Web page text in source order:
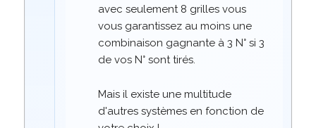
avec seulement 8 grilles vous
vous garantissez au moins une
combinaison gagnante à 3 N° si 3
de vos N° sont tirés.
Mais il existe une multitude
d'autres systèmes en fonction de